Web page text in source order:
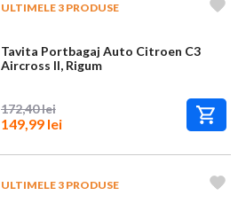
ULTIMELE 3 PRODUSE
Tavita Portbagaj Auto Citroen C3
Aircross II, Rigum
172,40 lei
149,99 lei
ULTIMELE 3 PRODUSE